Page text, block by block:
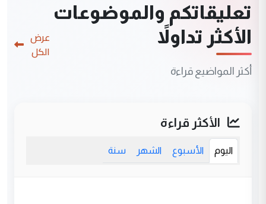
تعليقاتكم والموضوعات
الأكثر تداولاً
أكثر المواضيع قراءة
عرض
الكل
الأكثر قراءة
اليوم الأسبوع الشهر سنة